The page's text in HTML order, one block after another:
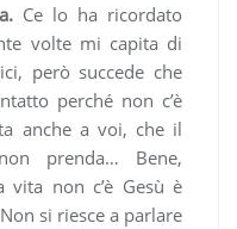
Ce lo ha ricordato
volte mi capita di
però succede che
perché non c’è
anche a voi, che il
prenda… Bene,
vita non c’è Gesù è
si riesce a parlare